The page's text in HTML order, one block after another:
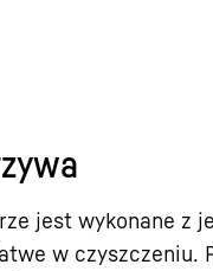
jest wykonane z
w czyszczeniu.